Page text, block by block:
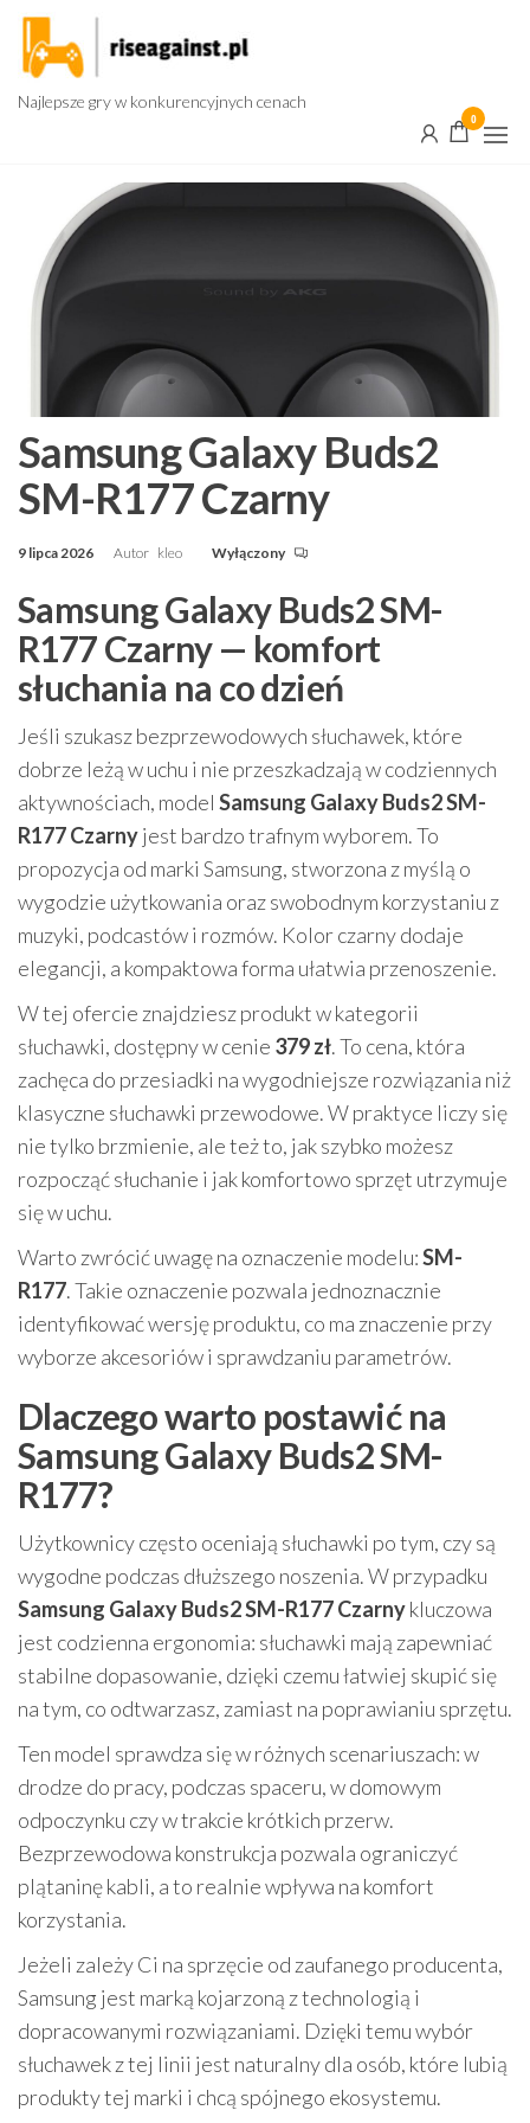
Przejdź
treści
Najlepsze gry w konkurencyjnych cenach
0
Samsung Galaxy Buds2
SM-R177 Czarny
9 lipca 2026 Autor kleo Wyłączony
Samsung Galaxy Buds2 SM-
R177 Czarny — komfort
słuchania na co dzień
Jeśli szukasz bezprzewodowych słuchawek, które
dobrze leżą w uchu i nie przeszkadzają w codziennych
aktywnościach, model Samsung Galaxy Buds2 SM-
R177 Czarnyjest bardzo trafnym wyborem. To
propozycja od marki Samsung, stworzona z myślą o
wygodzie użytkowania oraz swobodnym korzystaniu z
muzyki, podcastów i rozmów. Kolor czarny dodaje
elegancji, a kompaktowa forma ułatwia przenoszenie.
W tej ofercie znajdziesz produkt w kategorii
słuchawki, dostępny w cenie 379 zł. To cena, która
zachęca do przesiadki na wygodniejsze rozwiązania niż
klasyczne słuchawki przewodowe. W praktyce liczy się
nie tylko brzmienie, ale też to, jak szybko możesz
rozpocząć słuchanie i jak komfortowo sprzęt utrzymuje
się w uchu.
Warto zwrócić uwagę na oznaczenie modelu:SM-
R177. Takie oznaczenie pozwala jednoznacznie
identyfikować wersję produktu, co ma znaczenie przy
wyborze akcesoriów i sprawdzaniu parametrów.
Dlaczego warto postawić na
Samsung Galaxy Buds2 SM-
R177?
Użytkownicy często oceniają słuchawki po tym, czy są
wygodne podczas dłuższego noszenia. W przypadku
Samsung Galaxy Buds2 SM-R177 Czarnykluczowa
jest codzienna ergonomia: słuchawki mają zapewniać
stabilne dopasowanie, dzięki czemu łatwiej skupić się
na tym, co odtwarzasz, zamiast na poprawianiu sprzętu.
Ten model sprawdza się w różnych scenariuszach: w
drodze do pracy, podczas spaceru, w domowym
odpoczynku czy w trakcie krótkich przerw.
Bezprzewodowa konstrukcja pozwala ograniczyć
plątaninę kabli, a to realnie wpływa na komfort
korzystania.
Jeżeli zależy Ci na sprzęcie od zaufanego producenta,
Samsung jest marką kojarzoną z technologią i
dopracowanymi rozwiązaniami. Dzięki temu wybór
słuchawek z tej linii jest naturalny dla osób, które lubią
produkty tej marki i chcą spójnego ekosystemu.